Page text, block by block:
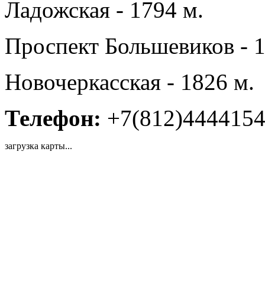
Ладожская - 1794 м.
Проспект Большевиков -
Новочеркасская - 1826 м.
Телефон: +7(812)4444154
загрузка карты...